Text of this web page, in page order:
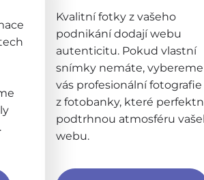
Kvalitní fotky z vašeho
podnikání dodají webu
autenticitu. Pokud vlastní
snímky nemáte,
vás profesionální fotografie
z fotobanky, které
podtrhnou atmosféru
webu.